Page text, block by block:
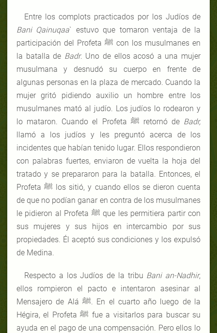
Entre los complots practicados por los Judíos de
Bani Qainuqaa` estuvo que tomaron ventaja de la
participación del Profeta ﷺ con los musulmanes en
la batalla de Badr. Uno de ellos acosó a una mujer
musulmana y desnudó su cuerpo en frente de
algunas personas en la plaza de mercado. Cuando la
mujer gritó pidiendo auxilio un hombre entre los
musulmanes mató al judío. Los judíos lo rodearon y
lo mataron. Cuando el Profeta ﷺ retornó de Badr,
llamó a los judíos y les preguntó acerca de los
incidentes que habían tenido lugar. Ellos respondieron
con palabras fuertes, enviaron de vuelta la hoja del
tratado y se prepararon para la batalla. Entonces, el
Profeta ﷺ los sitió, y cuando ellos se dieron cuenta
de que no podían ganar en contra de los musulmanes
le pidieron al Profeta ﷺ que les permitiera partir con
sus mujeres y sus hijos en intercambio por sus
propiedades. Él aceptó sus condiciones y los expulsó
de Medina.
Respecto a los Judíos de la tribu Bani an-Nadhir,
ellos rompieron el pacto e intentaron asesinar al
Mensajero de Alá ﷺ. En el cuarto año luego de la
Hégira, el Profeta ﷺ fue a visitarlos para buscar su
ayuda en el pago de una compensación. Pero ellos lo